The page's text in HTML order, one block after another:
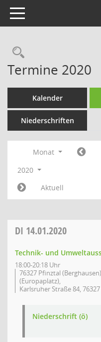
Toggle navigation
Termine 2020
Kalender
Niederschriften
Monat
2020
Aktuell
DI 14.01.2020
Technik- und
18:00-20:18 Uhr
76327 Pfinztal
(Europaplatz),
Karlsruher Straße 84,
Niederschrift (ö)